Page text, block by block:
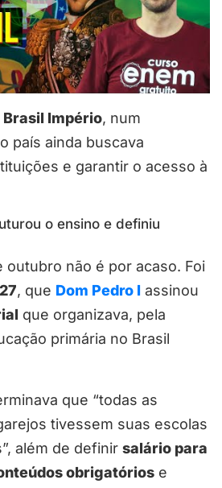
Brasil Império, num
país ainda buscava
e garantir o acesso à
o ensino e definiu
outubro não é por acaso. Foi
, que Dom Pedro I assinou
que organizava, pela
primária no Brasil
que “todas as
tivessem suas escolas
além de definir salário para
obrigatórios e